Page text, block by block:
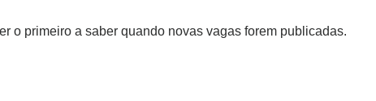
o primeiro a saber quando novas vagas forem publicadas.